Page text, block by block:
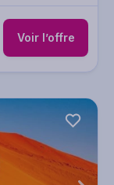
Voir l’offre